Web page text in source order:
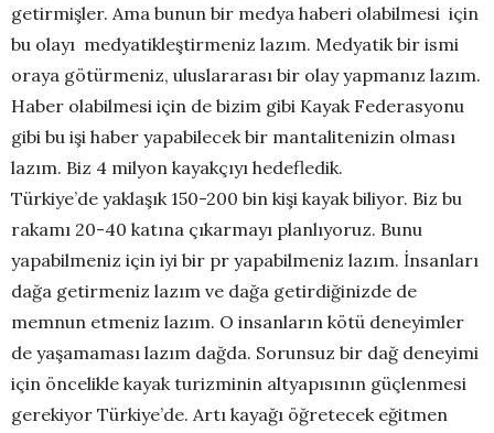
getirmişler. Ama bunun bir medya haberi olabilmesi için
bu olayı medyatikleştirmeniz lazım. Medyatik bir ismi
oraya götürmeniz, uluslararası bir olay yapmanız lazım.
Haber olabilmesi için de bizim gibi Kayak Federasyonu
gibi bu işi haber yapabilecek bir mantalitenizin olması
lazım. Biz 4 milyon kayakçıyı hedefledik.
Türkiye’de yaklaşık 150-200 bin kişi kayak biliyor. Biz bu
rakamı 20-40 katına çıkarmayı planlıyoruz. Bunu
yapabilmeniz için iyi bir pr yapabilmeniz lazım. İnsanları
dağa getirmeniz lazım ve dağa getirdiğinizde de
memnun etmeniz lazım. O insanların kötü deneyimler
de yaşamaması lazım dağda. Sorunsuz bir dağ deneyimi
için öncelikle kayak turizminin altyapısının güçlenmesi
gerekiyor Türkiye’de. Artı kayağı öğretecek eğitmen